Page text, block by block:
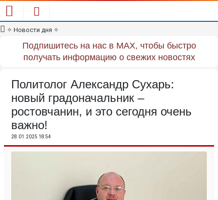
✧ Новости дня ✧
Подпишитесь на нас в MAX, чтобы быстро
получать информацию о свежих новостях
Политолог Александр Сухарь:
новый градоначальник –
ростовчанин, и это сегодня очень
важно!
28.01.2025 18:54